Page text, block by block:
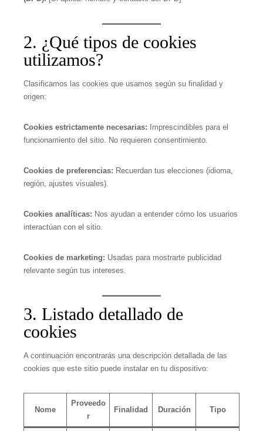
2. ¿Qué tipos de cookies
utilizamos?
Clasificamos las cookies que usamos según su finalidad y
origen:
Cookies estrictamente necesarias: Imprescindibles para el
funcionamiento del sitio. No requieren consentimiento.
Cookies de preferencias: Recuerdan tus elecciones (idioma,
región, ajustes visuales).
Cookies analíticas: Nos ayudan a entender cómo los usuarios
interactúan con el sitio.
Cookies de marketing: Usadas para mostrarte publicidad
relevante según tus intereses.
3. Listado detallado de
cookies
A continuación encontrarás una descripción detallada de las
cookies que este sitio puede instalar en tu dispositivo:
Nome
Proveedo
r
Finalidad Duración Tipo